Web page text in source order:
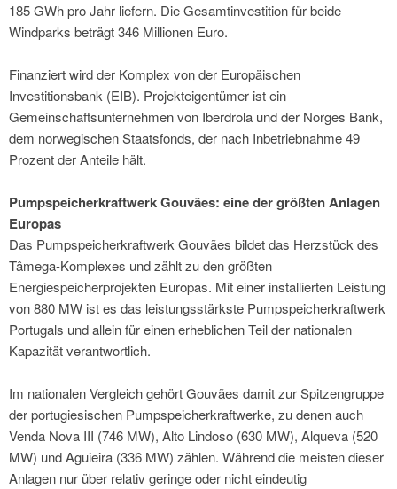
185 GWh pro Jahr liefern. Die Gesamtinvestition für beide
Windparks beträgt 346 Millionen Euro.
Finanziert wird der Komplex von der Europäischen
Investitionsbank (EIB). Projekteigentümer ist ein
Gemeinschaftsunternehmen von Iberdrola und der Norges Bank,
dem norwegischen Staatsfonds, der nach Inbetriebnahme 49
Prozent der Anteile hält.
Pumpspeicherkraftwerk Gouvães: eine der größten Anlagen
Europas
Das Pumpspeicherkraftwerk Gouvães bildet das Herzstück des
Tâmega-Komplexes und zählt zu den größten
Energiespeicherprojekten Europas. Mit einer installierten Leistung
von 880 MW ist es das leistungsstärkste Pumpspeicherkraftwerk
Portugals und allein für einen erheblichen Teil der nationalen
Kapazität verantwortlich.
Im nationalen Vergleich gehört Gouvães damit zur Spitzengruppe
der portugiesischen Pumpspeicherkraftwerke, zu denen auch
Venda Nova III (746 MW), Alto Lindoso (630 MW), Alqueva (520
MW) und Aguieira (336 MW) zählen. Während die meisten dieser
Anlagen nur über relativ geringe oder nicht eindeutig